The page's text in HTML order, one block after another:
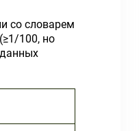
со словарем
100, но